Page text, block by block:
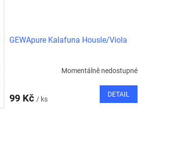
GEWApure Kalafuna Housle/Viola
Momentálně nedostupné
99 Kč / ks
DETAIL